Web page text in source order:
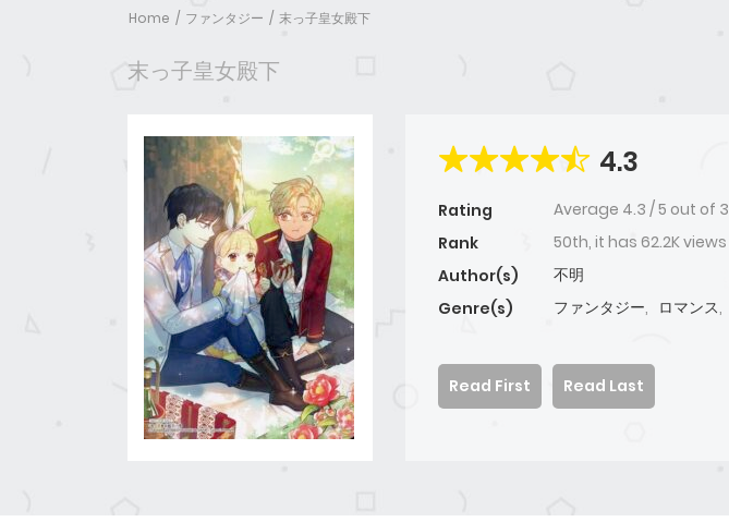
Home ファンタジー 末っ子皇女殿下
末っ子皇女殿下
4.3
Rating Average 4.3 /5 out of 3
Rank
50th, it has 62.2K views
Author(s)
不明
Genre(s)
ファンタジー, ロマンス,
Read First
Read Last